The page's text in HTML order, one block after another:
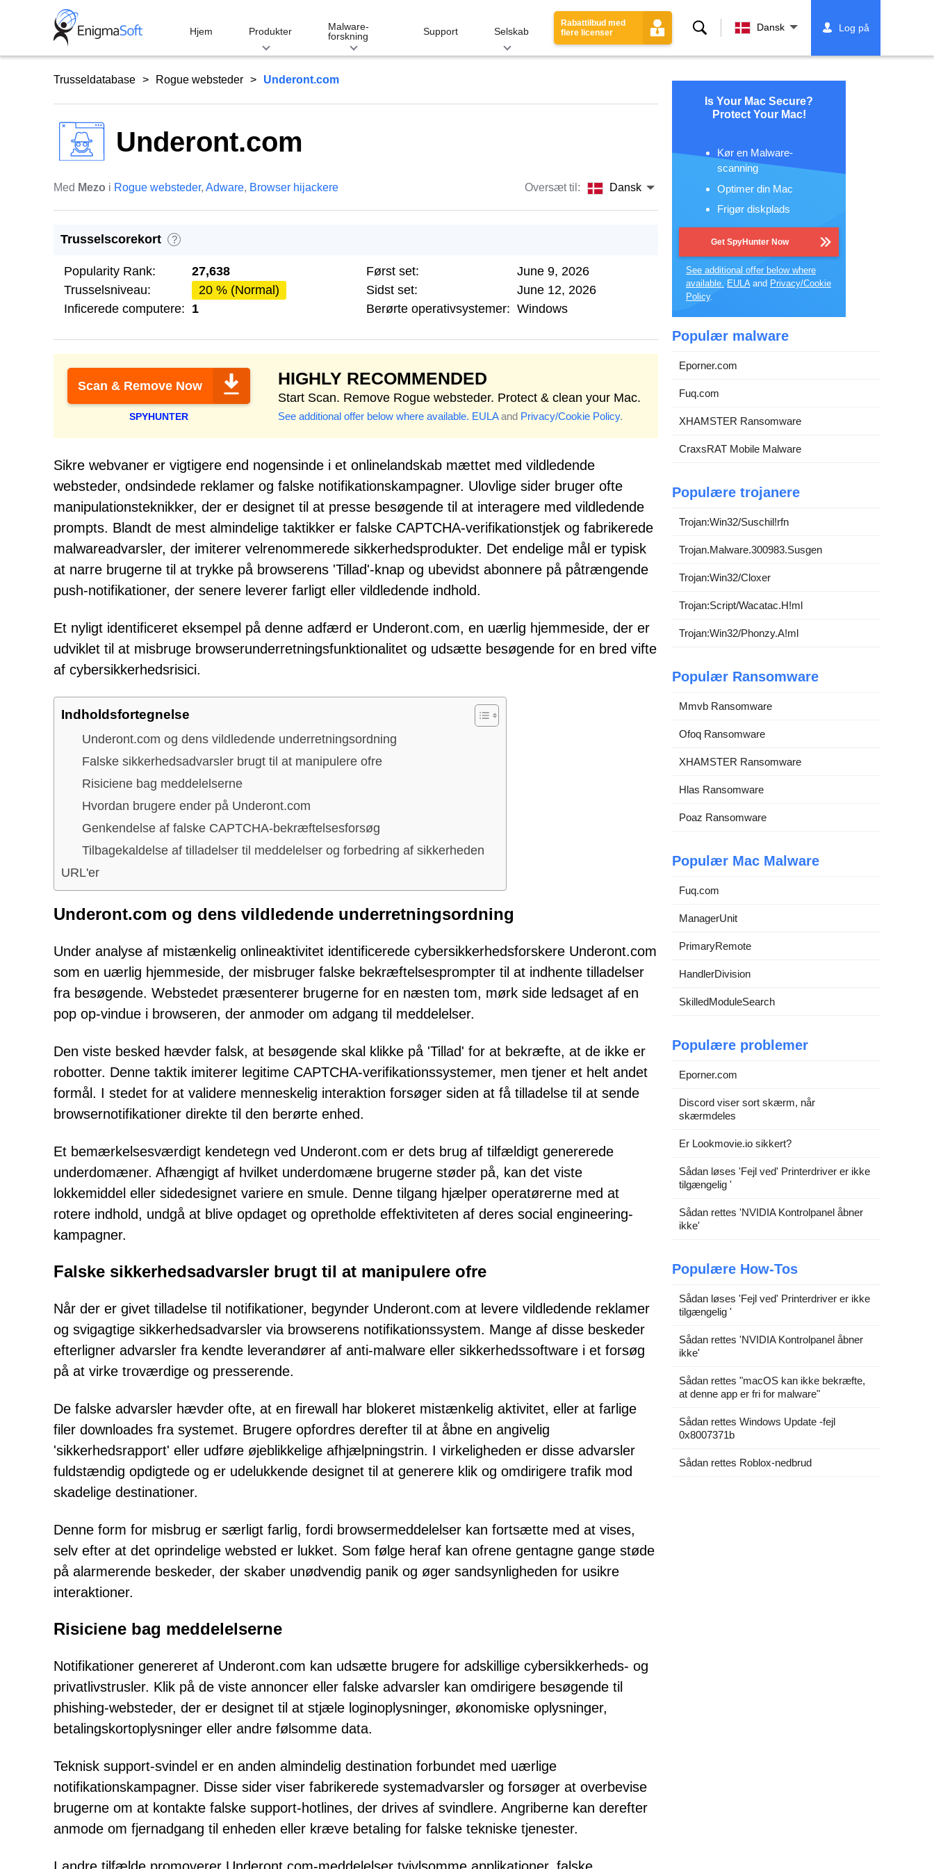
Hjem Produkter
Malware-
forskning
Support Selskab
Rabattilbud med
flere licenser
Søg Dansk Log på
Trusseldatabase Rogue websteder Underont.com
Underont.com
Med Mezo i Rogue websteder, Adware, Browser hijackere Oversæt til: Dansk
Trusselscorekort ?
Popularity Rank:
27,638
Trusselsniveau:
20 % (Normal)
Inficerede computere: 1
Først set:
June 9, 2026
Sidst set:
June 12, 2026
Berørte operativsystemer: Windows
Scan & Remove Now
SPYHUNTER
HIGHLY RECOMMENDED
Start Scan. Remove Rogue websteder. Protect & clean your Mac.
See additional offer below where available. EULAand Privacy/Cookie Policy.
Sikre webvaner er vigtigere end nogensinde i et onlinelandskab mættet med vildledende
websteder, ondsindede reklamer og falske notifikationskampagner. Ulovlige sider bruger ofte
manipulationsteknikker, der er designet til at presse besøgende til at interagere med vildledende
prompts. Blandt de mest almindelige taktikker er falske CAPTCHA-verifikationstjek og fabrikerede
malwareadvarsler, der imiterer velrenommerede sikkerhedsprodukter. Det endelige mål er typisk
at narre brugerne til at trykke på browserens 'Tillad'-knap og ubevidst abonnere på påtrængende
push-notifikationer, der senere leverer farligt eller vildledende indhold.
Et nyligt identificeret eksempel på denne adfærd er Underont.com, en uærlig hjemmeside, der er
udviklet til at misbruge browserunderretningsfunktionalitet og udsætte besøgende for en bred vifte
af cybersikkerhedsrisici.
Indholdsfortegnelse
Underont.com og dens vildledende underretningsordning
Falske sikkerhedsadvarsler brugt til at manipulere ofre
Risiciene bag meddelelserne
Hvordan brugere ender på Underont.com
Genkendelse af falske CAPTCHA-bekræftelsesforsøg
Tilbagekaldelse af tilladelser til meddelelser og forbedring af sikkerheden
URL'er
Underont.com og dens vildledende underretningsordning
Under analyse af mistænkelig onlineaktivitet identificerede cybersikkerhedsforskere Underont.com
som en uærlig hjemmeside, der misbruger falske bekræftelsesprompter til at indhente tilladelser
fra besøgende. Webstedet præsenterer brugerne for en næsten tom, mørk side ledsaget af en
pop op-vindue i browseren, der anmoder om adgang til meddelelser.
Den viste besked hævder falsk, at besøgende skal klikke på 'Tillad' for at bekræfte, at de ikke er
robotter. Denne taktik imiterer legitime CAPTCHA-verifikationssystemer, men tjener et helt andet
formål. I stedet for at validere menneskelig interaktion forsøger siden at få tilladelse til at sende
browsernotifikationer direkte til den berørte enhed.
Et bemærkelsesværdigt kendetegn ved Underont.com er dets brug af tilfældigt genererede
underdomæner. Afhængigt af hvilket underdomæne brugerne støder på, kan det viste
lokkemiddel eller sidedesignet variere en smule. Denne tilgang hjælper operatørerne med at
rotere indhold, undgå at blive opdaget og opretholde effektiviteten af deres social engineering-
kampagner.
Falske sikkerhedsadvarsler brugt til at manipulere ofre
Når der er givet tilladelse til notifikationer, begynder Underont.com at levere vildledende reklamer
og svigagtige sikkerhedsadvarsler via browserens notifikationssystem. Mange af disse beskeder
efterligner advarsler fra kendte leverandører af anti-malware eller sikkerhedssoftware i et forsøg
på at virke troværdige og presserende.
De falske advarsler hævder ofte, at en firewall har blokeret mistænkelig aktivitet, eller at farlige
filer downloades fra systemet. Brugere opfordres derefter til at åbne en angivelig
'sikkerhedsrapport' eller udføre øjeblikkelige afhjælpningstrin. I virkeligheden er disse advarsler
fuldstændig opdigtede og er udelukkende designet til at generere klik og omdirigere trafik mod
skadelige destinationer.
Denne form for misbrug er særligt farlig, fordi browsermeddelelser kan fortsætte med at vises,
selv efter at det oprindelige websted er lukket. Som følge heraf kan ofrene gentagne gange støde
på alarmerende beskeder, der skaber unødvendig panik og øger sandsynligheden for usikre
interaktioner.
Risiciene bag meddelelserne
Notifikationer genereret af Underont.com kan udsætte brugere for adskillige cybersikkerheds- og
privatlivstrusler. Klik på de viste annoncer eller falske advarsler kan omdirigere besøgende til
phishing-websteder, der er designet til at stjæle loginoplysninger, økonomiske oplysninger,
betalingskortoplysninger eller andre følsomme data.
Teknisk support-svindel er en anden almindelig destination forbundet med uærlige
notifikationskampagner. Disse sider viser fabrikerede systemadvarsler og forsøger at overbevise
brugerne om at kontakte falske support-hotlines, der drives af svindlere. Angriberne kan derefter
anmode om fjernadgang til enheden eller kræve betaling for falske tekniske tjenester.
Is Your Mac Secure?
Protect Your Mac!
Kør en Malware-
scanning
Optimer din Mac
Frigør diskplads
Get SpyHunter Now
See additional offer below where
available. EULAand Privacy/Cookie
Policy.
Populær malware
Eporner.com
Fuq.com
XHAMSTER Ransomware
CraxsRAT Mobile Malware
Populære trojanere
Trojan:Win32/Suschil!rfn
Trojan.Malware.300983.Susgen
Trojan:Win32/Cloxer
Trojan:Script/Wacatac.H!ml
Trojan:Win32/Phonzy.A!ml
Populær Ransomware
Mmvb Ransomware
Ofoq Ransomware
XHAMSTER Ransomware
Hlas Ransomware
Poaz Ransomware
Populær Mac Malware
Fuq.com
ManagerUnit
PrimaryRemote
HandlerDivision
SkilledModuleSearch
Populære problemer
Eporner.com
Discord viser sort skærm, når
skærmdeles
Er Lookmovie.io sikkert?
Sådan løses 'Fejl ved' Printerdriver er ikke
tilgængelig '
Sådan rettes 'NVIDIA Kontrolpanel åbner
ikke'
Populære How-Tos
Sådan løses 'Fejl ved' Printerdriver er ikke
tilgængelig '
Sådan rettes 'NVIDIA Kontrolpanel åbner
ikke'
Sådan rettes "macOS kan ikke bekræfte,
at denne app er fri for malware"
Sådan rettes Windows Update -fejl
0x8007371b
Sådan rettes Roblox-nedbrud